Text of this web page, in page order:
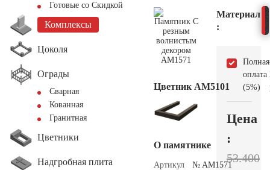
Готовые со Скидкой
Комплексы
Цоколя
Ограды
Сварная
Кованная
Гранитная
Цветники
Надгробная плита
Цветник АМ5101
О памятнике
Артикул
№ AM1571
Материал
:
Полная
оплата
(5%)
Цена
:
53.400